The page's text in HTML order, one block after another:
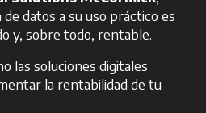
datos a su uso práctico es
y, sobre todo, rentable.
las soluciones digitales
la rentabilidad de tu